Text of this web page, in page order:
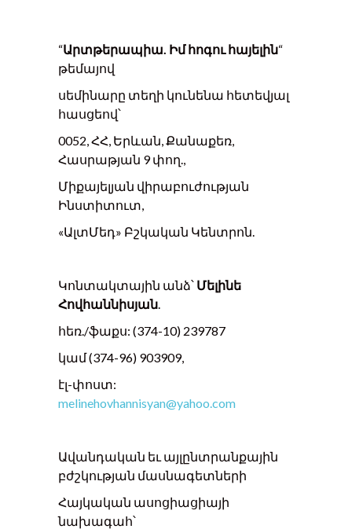
“Արտթերապիա. Իմ հոգու հայելին“
թեմայով
սեմինարը տեղի կունենա հետեվյալ
հասցեով՝
0052, ՀՀ, Երևան, Քանաքեռ,
Հասրաթյան 9 փող.,
Միքայելյան վիրաբուժության
Ինստիտուտ,
«ԱլտՄեդ» Բշկական Կենտրոն.
Կոնտակտային անձ՝ Մելինե
Հովհաննիսյան
հեռ./ֆաքս: (374-10) 239787
կամ (374-96) 903909,
էլ-փոստ:
melinehovhannisyan@yahoo.com
Ավանդական եւ այլընտրանքային
բժշկության մասնագետների
Հայկական ասոցիացիայի
նախագահ՝